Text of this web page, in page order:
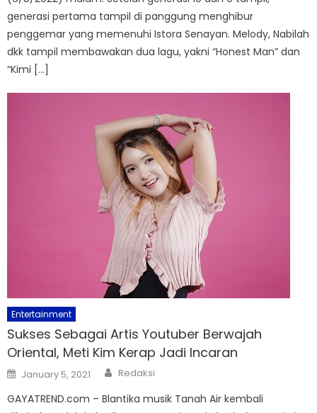
generasi pertama tampil di panggung menghibur
penggemar yang memenuhi Istora Senayan. Melody, Nabilah
dkk tampil membawakan dua lagu, yakni “Honest Man” dan
“Kimi […]
Entertainment
Sukses Sebagai Artis Youtuber Berwajah
Oriental, Meti Kim Kerap Jadi Incaran
Posted
on
January 5, 2021 Author
Redaksi
GAYATREND.com – Blantika musik Tanah Air kembali